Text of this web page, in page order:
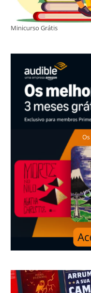
Minicurso Grátis